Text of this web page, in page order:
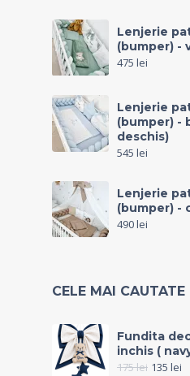
Lenjerie
(bumper) -
475 lei
Lenjerie
(bumper) -
deschis)
545 lei
Lenjerie
(bumper) -
490lei
CELE MAI CAUTATE
Fundita
inchis (
175lei 135 lei